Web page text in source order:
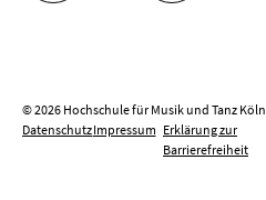
© 2026 Hochschule für Musik und Tanz Köln
DatenschutzImpressum Erklärung zur
Barrierefreiheit